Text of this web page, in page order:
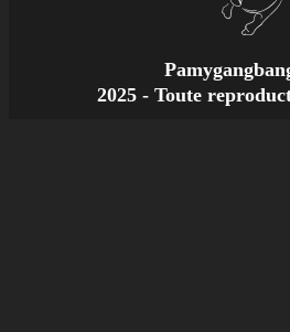
2025 - Toute